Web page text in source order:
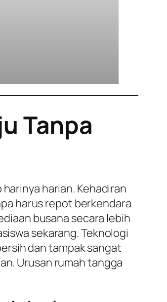
Tanpa
harian. Kehadiran
harus repot berkendara
busana secara lebih
sekarang. Teknologi
dan tampak sangat
Urusan rumah tangga